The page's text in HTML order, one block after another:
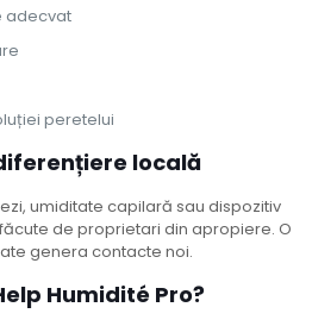
adecvat
peretelui
locală
umiditate capilară sau dispozitiv
de proprietari din apropiere. O
genera contacte noi.
Humidité Pro?